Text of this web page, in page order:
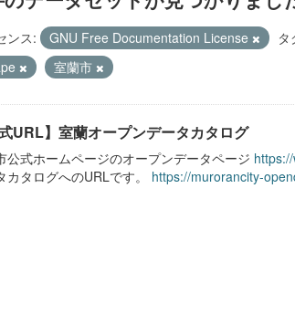
ンス: GNU Free Documentation License タ
室蘭市
式URL】室蘭オープンデータカタログ
公式ホームページのオープンデータページ
カタログへのURLです。 https://murorancity-